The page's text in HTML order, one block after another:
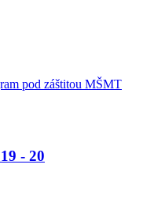
pod záštitou MŠMT
- 20